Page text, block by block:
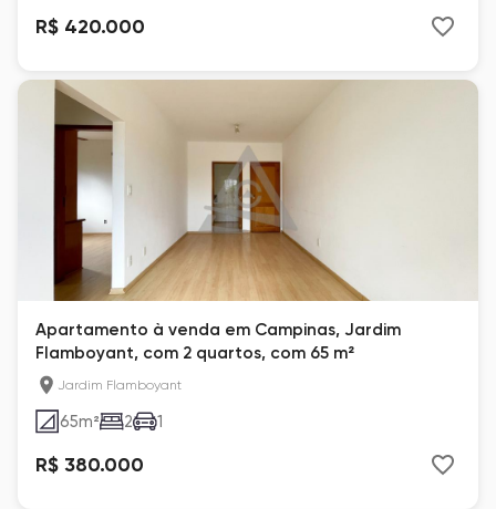
R$ 420.000
Apartamento à venda em Campinas, Jardim
Flamboyant, com 2 quartos, com 65 m²
Jardim Flamboyant
65m² 2 1
R$ 380.000